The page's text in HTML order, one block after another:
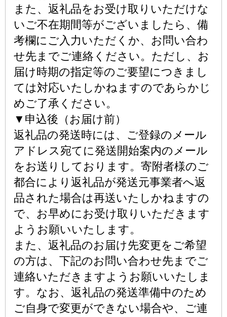
また、返礼品をお受け取りいただけな
いご不在期間等がございましたら、備
考欄にご入力いただくか、お問い合わ
せ先までご連絡ください。ただし、お
届け時期の指定等のご要望につきまし
ては対応いたしかねますのであらかじ
めご了承ください。
▼申込後（お届け前）
返礼品の発送時には、ご登録のメール
アドレス宛てに発送開始案内のメール
をお送りしております。寄附者様のご
都合により返礼品が発送元事業者へ返
品された場合は再送いたしかねますの
で、お早めにお受け取りいただきます
ようお願いいたします。
また、返礼品のお届け先変更をご希望
の方は、下記のお問い合わせ先までご
連絡いただきますようお願いいたしま
す。なお、返礼品の発送準備中のため
ご自身で変更ができない場合や、ご連